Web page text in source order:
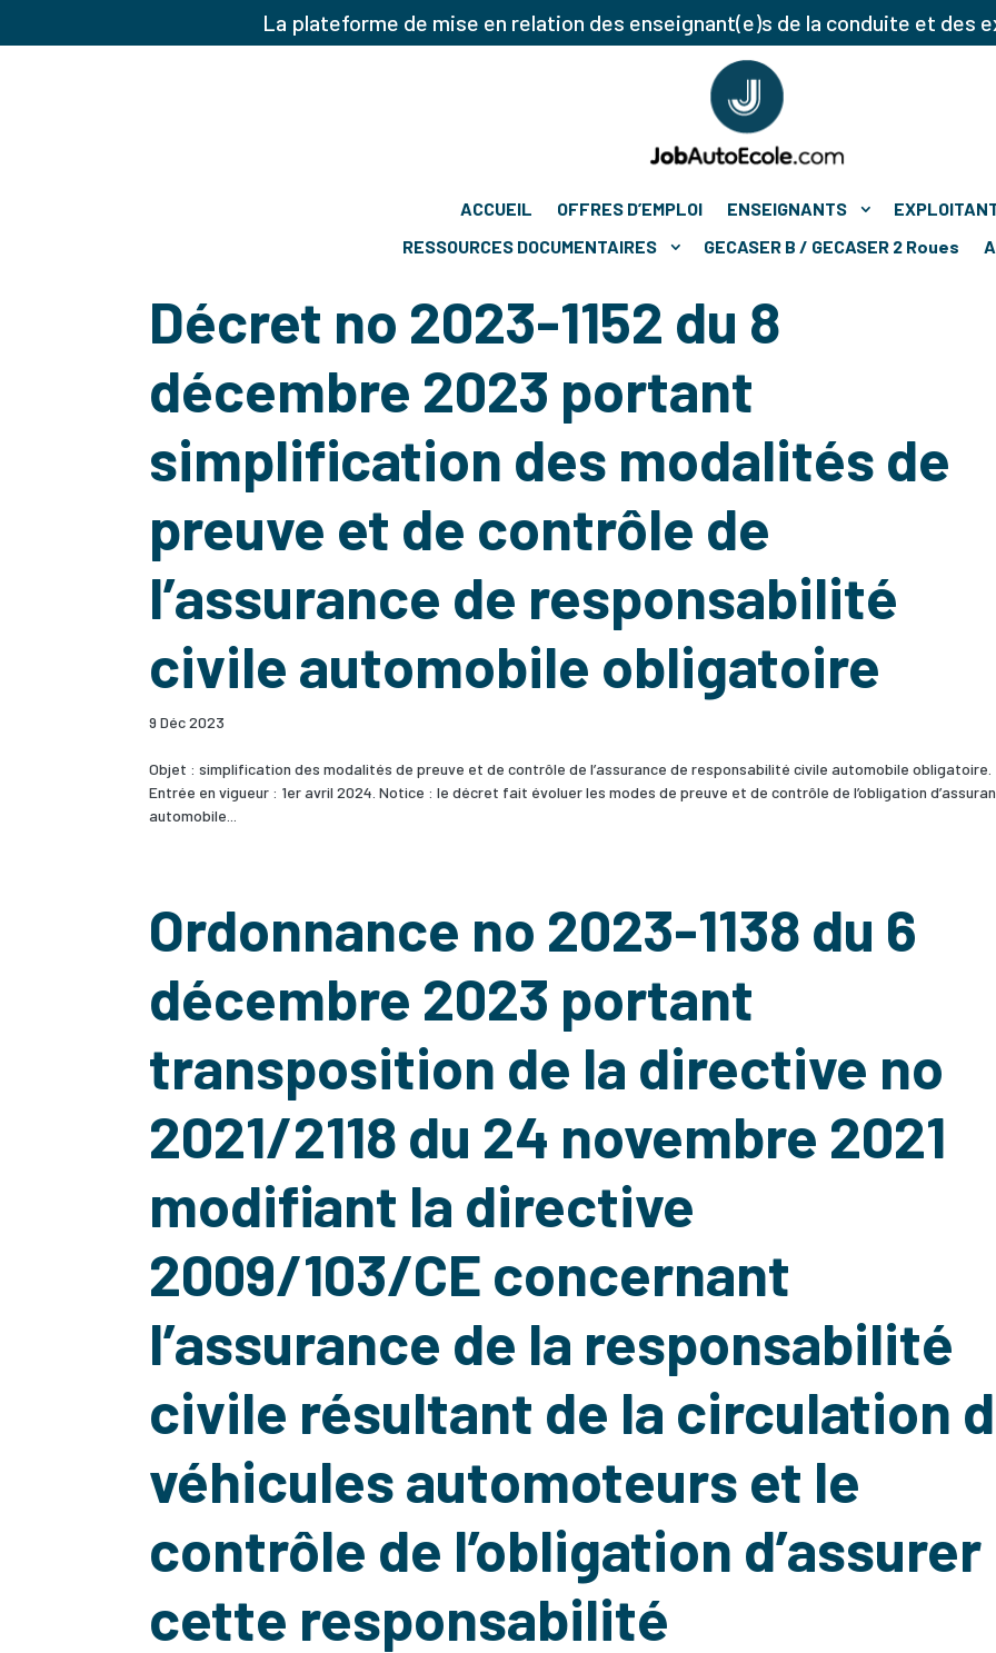
La plateforme de mise en relation des enseignant(e)s de la conduite et des
ACCUEIL OFFRES D’EMPLOI ENSEIGNANTS
RESSOURCES DOCUMENTAIRES
GECASER B / GECASER 2 Roues
Décret no 2023-1152 du 8
décembre 2023 portant
simplification des modalités de
preuve et de contrôle de
l’assurance de responsabilité
civile automobile obligatoire
9 Déc 2023
Objet : simplification des modalités de preuve et de contrôle de l’assurance de responsabilité civile automobile obligatoire.
Entrée en vigueur : 1er avril 2024. Notice : le décret fait évoluer les modes de preuve et de contrôle de l’obligation
automobile...
Ordonnance no 2023-1138 du 6
décembre 2023 portant
transposition de la directive no
2021/2118 du 24 novembre 2021
modifiant la directive
2009/103/CE concernant
l’assurance de la responsabilité
civile résultant de la circulation
véhicules automoteurs et le
contrôle de l’obligation d’assurer
cette responsabilité